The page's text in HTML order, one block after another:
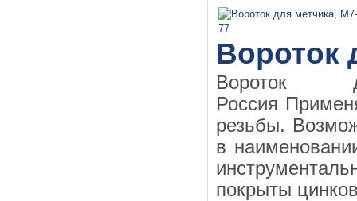
Вороток
Вороток
Россия
резьбы.
в
покрыты